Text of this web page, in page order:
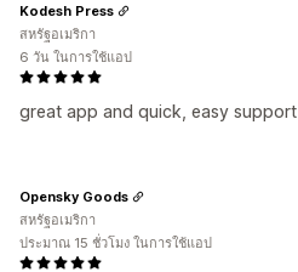
great app and quick, easy support
Kodesh Press
สหรัฐอเมริกา
6 วัน ในการใช้แอป
Opensky Goods
สหรัฐอเมริกา
ประมาณ 15 ชั่วโมง ในการใช้แอป